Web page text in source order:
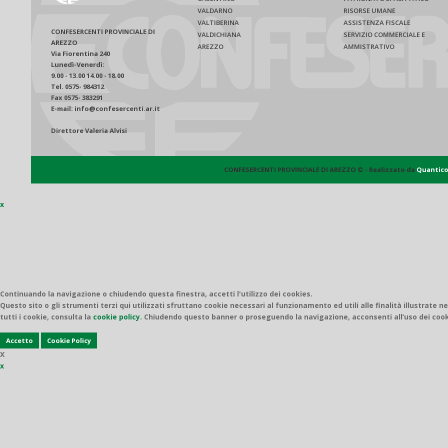
CONFESERCENTI PROVINCIALE DI
AREZZO
Via Fiorentina 240
Lunedì-Venerdì:
9.00 - 13.00 14.00 - 18.00
Tel. 0575- 984312
Fax 0575- 383291
E-mail: info@confesercenti.ar.it
Direttore Valeria Alvisi
VALDARNO
VALTIBERINA
VALDICHIANA
AREZZO
RISORSE UMANE
ASSISTENZA FISCALE
SERVIZIO COMMERCIALE E
AMMISTRATIVO
CONFESERCENTI PROVINCIALE DI AREZZO © - Realizzato da Quantico
x
Continuando la navigazione o chiudendo questa finestra, accetti l'utilizzo dei cookies.
Questo sito o gli strumenti terzi qui utilizzati sfruttano cookie necessari al funzionamento ed utili alle finalità illustrate
tutti i cookie, consulta la cookie policy. Chiudendo questo banner o proseguendo la navigazione, acconsenti all’uso dei
Accetto Cookie Policy
X
x